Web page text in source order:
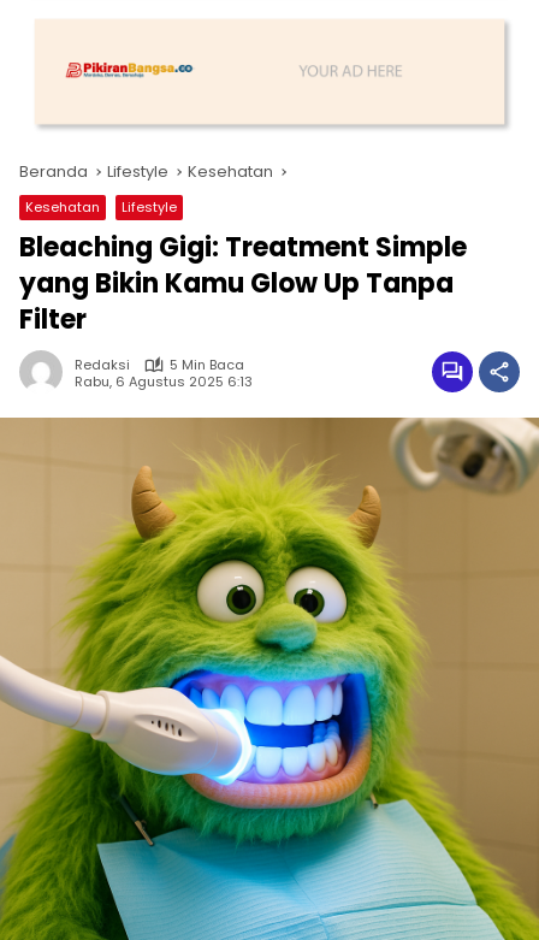
Beranda Lifestyle Kesehatan
Kesehatan Lifestyle
Bleaching Gigi: Treatment Simple
yang Bikin Kamu Glow Up Tanpa
Filter
Redaksi
5 Min Baca
Rabu, 6 Agustus 2025 6:13